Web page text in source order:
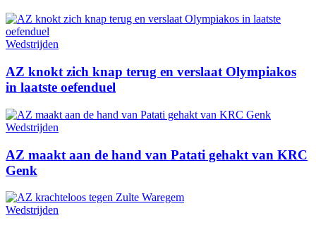
Wedstrijden
AZ knokt zich knap terug en verslaat Olympiakos
in laatste oefenduel
Wedstrijden
AZ maakt aan de hand van Patati gehakt van KRC
Genk
Wedstrijden